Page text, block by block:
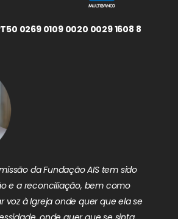
0269 0109 0020 0029 1608 8
da Fundação AIS tem sido
e a reconciliação, bem como
voz à Igreja onde quer que ela se